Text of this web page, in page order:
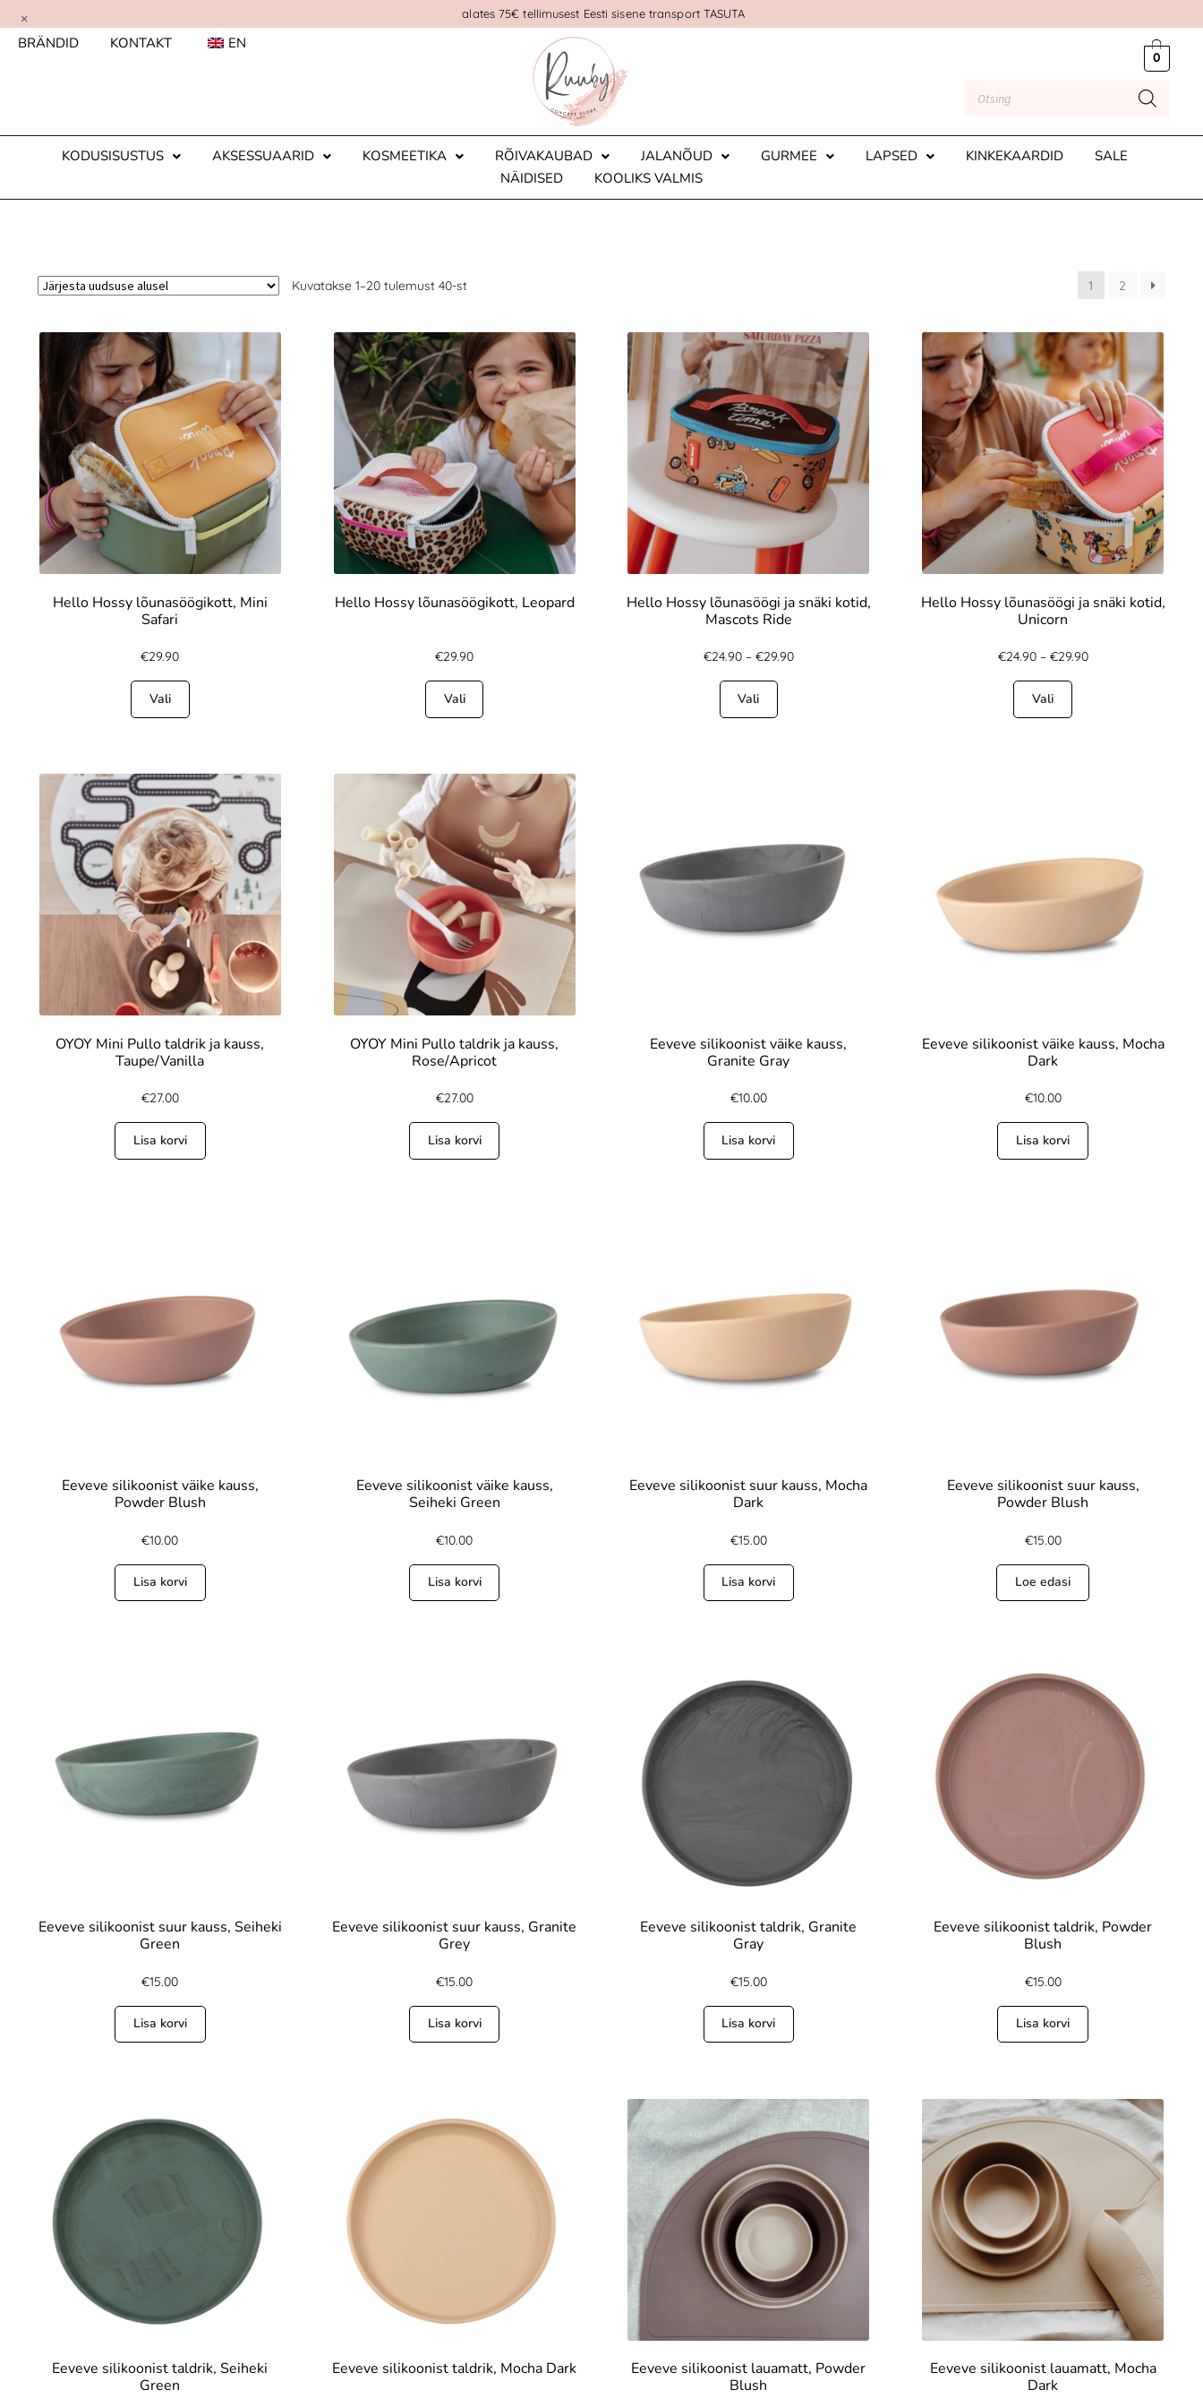
alates 75€ tellimusest Eesti sisene transport TASUTA
×
BRÄNDID KONTAKT EN
0
KODUSISUSTUS AKSESSUAARID KOSMEETIKA RÕIVAKAUBAD JALANÕUD GURMEE LAPSED KINKEKAARDID
SALE
NÄIDISED
KOOLIKS VALMIS
Kuvatakse 1–20 tulemust 40-st 1 2
Hello Hossy lõunasöögikott, Mini
Safari
€29.90
Vali
Hello Hossy lõunasöögikott, Leopard
€29.90
Vali
Hello Hossy lõunasöögi ja snäki kotid,
Mascots Ride
€24.90 – €29.90
Vali
Hello Hossy lõunasöögi ja snäki kotid,
Unicorn
€24.90 – €29.90
Vali
OYOY Mini Pullo taldrik ja kauss,
Taupe/Vanilla
€27.00
Lisa korvi
OYOY Mini Pullo taldrik ja kauss,
Rose/Apricot
€27.00
Lisa korvi
Eeveve silikoonist väike kauss,
Granite Gray
€10.00
Lisa korvi
Eeveve silikoonist väike kauss, Mocha
Dark
€10.00
Lisa korvi
Eeveve silikoonist väike kauss,
Powder Blush
€10.00
Lisa korvi
Eeveve silikoonist väike kauss,
Seiheki Green
€10.00
Lisa korvi
Eeveve silikoonist suur kauss, Mocha
Dark
€15.00
Lisa korvi
Eeveve silikoonist suur kauss,
Powder Blush
€15.00
Loe edasi
Eeveve silikoonist suur kauss, Seiheki
Green
€15.00
Lisa korvi
Eeveve silikoonist suur kauss, Granite
Grey
€15.00
Lisa korvi
Eeveve silikoonist taldrik, Granite
Gray
€15.00
Lisa korvi
Eeveve silikoonist taldrik, Powder
Blush
€15.00
Lisa korvi
Eeveve silikoonist taldrik, Seiheki
Green
Eeveve silikoonist taldrik, Mocha Dark
Eeveve silikoonist lauamatt, Powder
Blush
Eeveve silikoonist lauamatt, Mocha
Dark